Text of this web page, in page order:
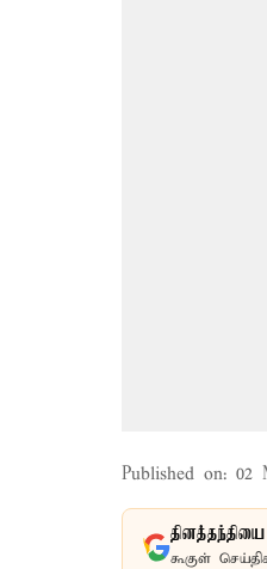
Published on: 02
கூகுள்